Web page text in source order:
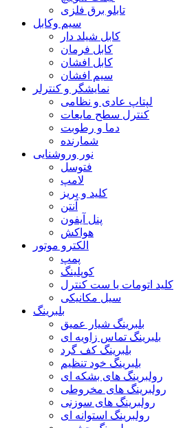
تابلو برق فلزی
سیم وکابل
کابل شیلد دار
کابل فرمان
کابل افشان
سیم افشان
نمایشگر و کنترلر
لپتاپ عادی و نظامی
کنترل سطح مایعات
دما و رطوبت
شمارنده
نور وروشنایی
فتوسل
لامپ
کلید و پریز
آنتن
پنل آیفون
هواکش
الکترو موتور
پمپ
کوپلینگ
کلید اتومات یا ست کنترل
سیل مکانیکی
بلبرینگ
بلبرینگ شیار عمیق
بلبرینگ تماس زاویه ای
بلبرینگ کف گرد
بلبرینگ خود تنظیم
رولبرینگ های بشکه ای
رولبرینگ های مخروطی
رولبرینگ های سوزنی
رولبرینگ استوانه ای